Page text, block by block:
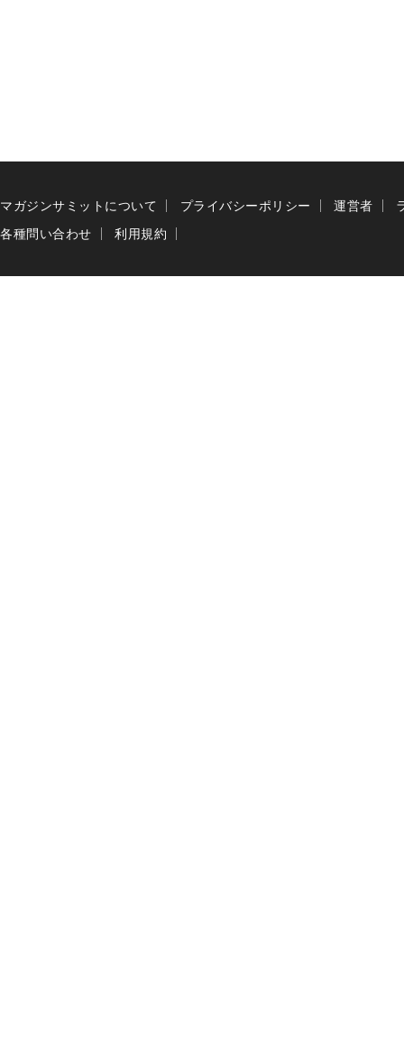
マガジンサミットについて プライバシーポリシー 運営者
各種問い合わせ
利用規約